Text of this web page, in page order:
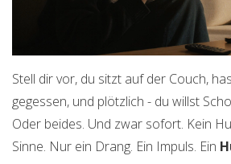
Stell dir vor, du sitzt auf der Couch,
gegessen, und plötzlich - du willst
Oder beides. Und zwar sofort. Kein
Sinne. Nur ein Drang. Ein Impuls. Ein